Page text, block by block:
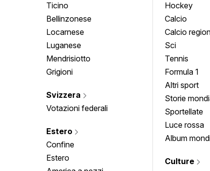
Ticino
Bellinzonese
Locarnese
Luganese
Mendrisiotto
Grigioni
Svizzera
Votazioni federali
Estero
Confine
Estero
Hockey
Calcio
Calcio
Sci
Tennis
Formula 1
Altri sport
Storie
Sportellate
Luce rossa
Album
Culture